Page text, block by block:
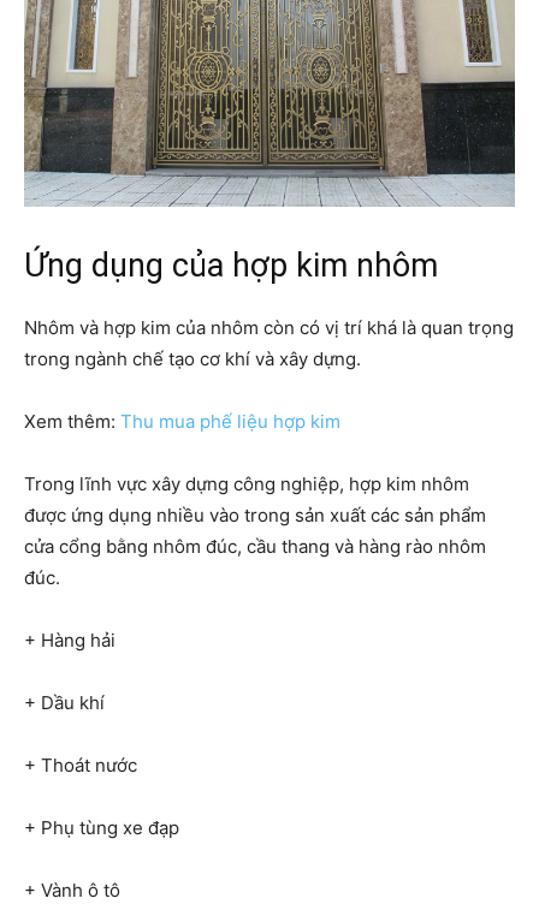
Ứng dụng của hợp kim nhôm
Nhôm và hợp kim của nhôm còn có vị trí khá là quan trọng
trong ngành chế tạo cơ khí và xây dựng.
Xem thêm: Thu mua phế liệu hợp kim
Trong lĩnh vực xây dựng công nghiệp, hợp kim nhôm
được ứng dụng nhiều vào trong sản xuất các sản phẩm
cửa cổng bằng nhôm đúc, cầu thang và hàng rào nhôm
đúc.
+ Hàng hải
+ Dầu khí
+ Thoát nước
+ Phụ tùng xe đạp
+ Vành ô tô